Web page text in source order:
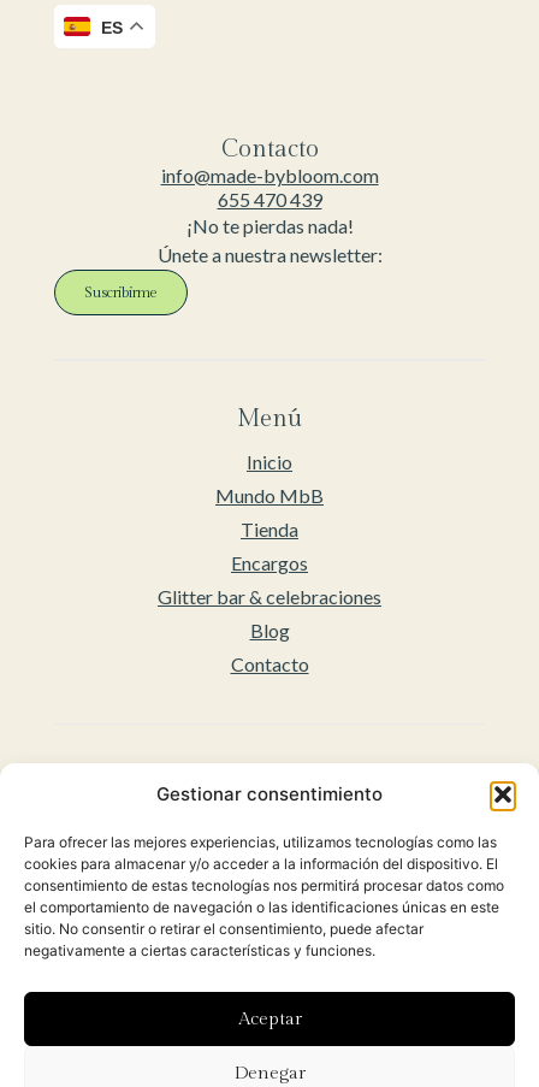
Gestionar consentimiento
Para ofrecer las mejores experiencias, utilizamos tecnologías como las
cookies para almacenar y/o acceder a la información del dispositivo. El
consentimiento de estas tecnologías nos permitirá procesar datos como
el comportamiento de navegación o las identificaciones únicas en este
sitio. No consentir o retirar el consentimiento, puede afectar
negativamente a ciertas características y funciones.
Aceptar
Denegar
ES
Contacto
info@made-bybloom.com
655 470 439
¡No te pierdas nada!
Únete a nuestra newsletter:
Suscribirme
Menú
Inicio
Mundo MbB
Tienda
Encargos
Glitter bar & celebraciones
Blog
Contacto
Accesibilidad
Políticas de privacidad
Política de cookies (UE)
Condiciones Generales para la venta Online